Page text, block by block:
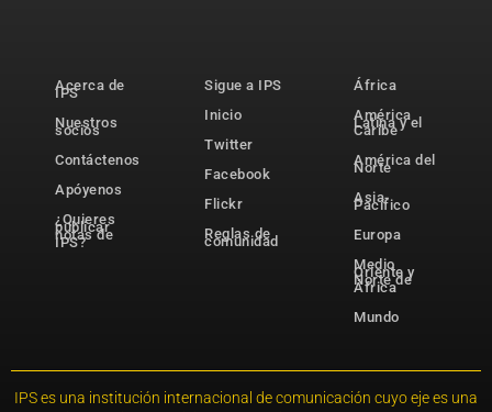
Acerca de
IPS
Nuestros
socios
Contáctenos
Apóyenos
¿Quieres
publicar
notas de
IPS?
Sigue a IPS
Inicio
Twitter
Facebook
Flickr
Reglas de
comunidad
África
América
Latina y el
Caribe
América del
Norte
Asia-
Pacífico
Europa
Medio
Oriente y
Norte de
África
Mundo
IPS es una institución internacional de comunicación cuyo eje es una